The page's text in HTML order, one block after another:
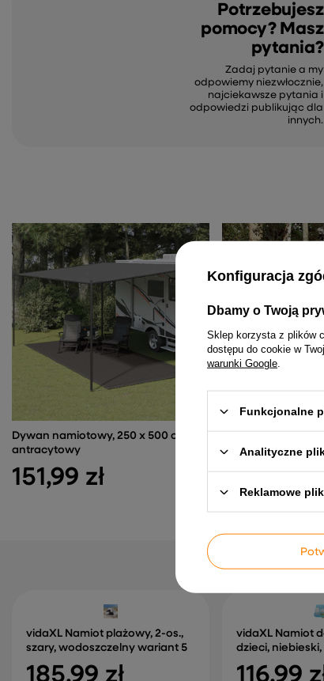
Potrzebujesz
pomocy? Masz
pytania?
Zadaj pytanie a my
odpowiemy niezwłocznie,
najciekawsze pytania i
odpowiedzi publikując dla
innych.
Dywan namiotowy, 250 x 500 cm,
antracytowy
151,99 zł
zielony,
vidaXL Namiot plażowy, 2-os.,
szary, wodoszczelny wariant 5
185,99 zł
vidaXL Namiot
dzieci, niebieski,
116,99
Konfiguracja
Dbamy o Twoją
Sklep korzysta z plików
dostępu do cookie w
warunki Google
Funkcjonalne
Analityczne
Reklamowe